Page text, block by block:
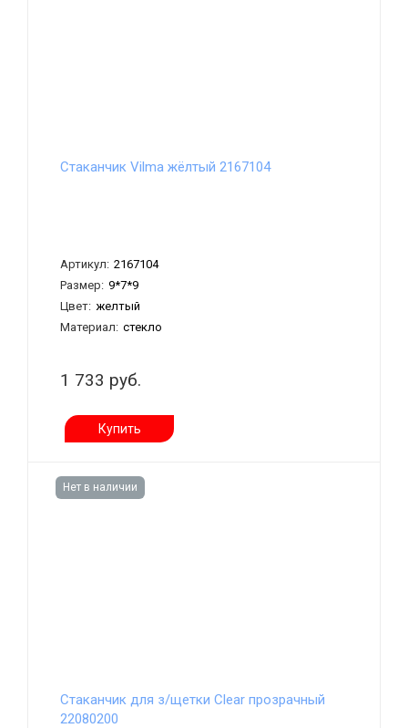
Стаканчик Vilma жёлтый 2167104
Артикул: 2167104
Размер: 9*7*9
Цвет: желтый
Материал: стекло
1 733 руб.
Купить
Нет в наличии
Стаканчик для з/щетки Clear прозрачный
22080200